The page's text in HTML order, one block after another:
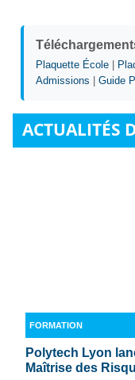
Plaquette École |
Admissions | Guide
ACTUALITÉS
FORMATION
Polytech Lyon
Maîtrise des